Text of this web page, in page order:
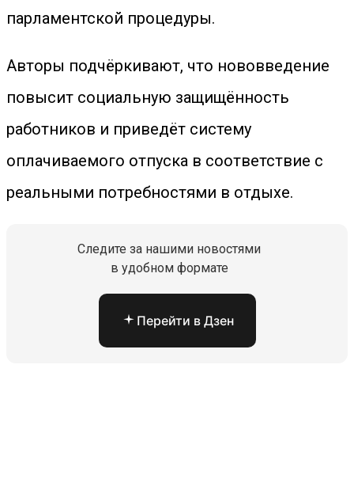
парламентской процедуры.
Авторы подчёркивают, что нововведение
повысит социальную защищённость
работников и приведёт систему
оплачиваемого отпуска в соответствие с
реальными потребностями в отдыхе.
Следите за нашими новостями
в удобном формате
Перейти в Дзен